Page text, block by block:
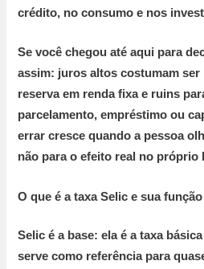
crédito, no consumo e nos
Se você chegou até aqui para
assim: juros altos costumam ser
reserva em renda fixa e ruins
parcelamento, empréstimo ou
errar cresce quando a pessoa
não para o efeito real no próprio
O que é a taxa Selic e sua
Selic é a base: ela é a taxa
serve como referência para